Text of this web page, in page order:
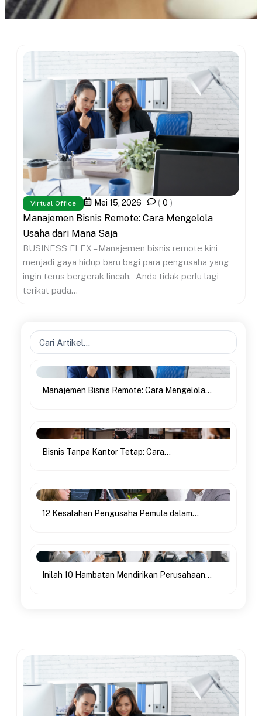
Virtual Office Mei 15, 2026 ( 0 )
Manajemen Bisnis Remote: Cara Mengelola
Usaha dari Mana Saja
BUSINESS FLEX – Manajemen bisnis remote kini
menjadi gaya hidup baru bagi para pengusaha yang
ingin terus bergerak lincah. Anda tidak perlu lagi
terikat pada...
Search
...
Manajemen Bisnis Remote: Cara Mengelola...
Bisnis Tanpa Kantor Tetap: Cara...
12 Kesalahan Pengusaha Pemula dalam...
Inilah 10 Hambatan Mendirikan Perusahaan...